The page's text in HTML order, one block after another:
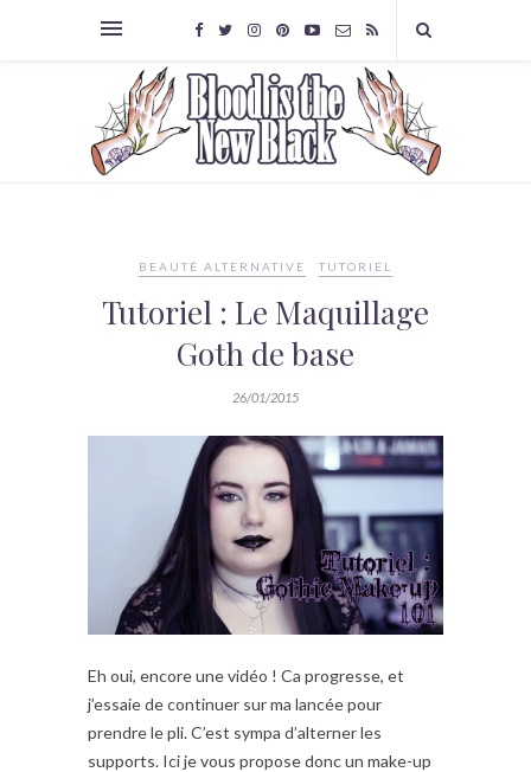
BEAUTÉ ALTERNATIVE TUTORIEL
Tutoriel : Le Maquillage
Goth de base
26/01/2015
Eh oui, encore une vidéo ! Ca progresse, et
j’essaie de continuer sur ma lancée pour
prendre le pli. C’est sympa d’alterner les
supports. Ici je vous propose donc un make-up